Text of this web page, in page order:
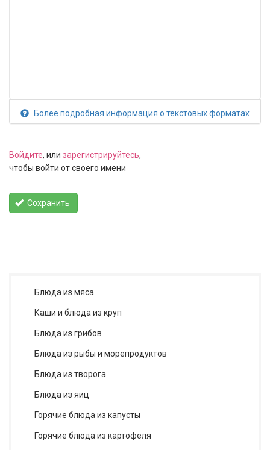
Более подробная информация о текстовых форматах
Войдите, или зарегистрируйтесь,
чтобы войти от своего имени
Сохранить
Блюда из мяса
Каши и блюда из круп
Блюда из грибов
Блюда из рыбы и морепродуктов
Блюда из творога
Блюда из яиц
Горячие блюда из капусты
Горячие блюда из картофеля